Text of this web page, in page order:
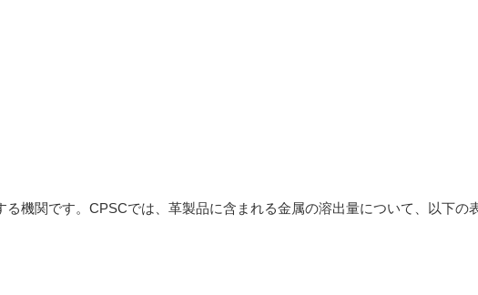
機関です。CPSCでは、革製品に含まれる金属の溶出量について、以下の